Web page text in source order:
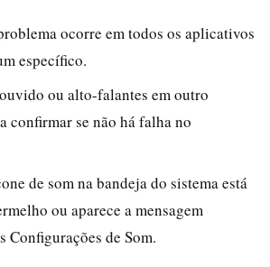
ocorre em todos os aplicativos
específico.
ou alto-falantes em outro
confirmar se não há falha no
de som na bandeja do sistema está
ou aparece a mensagem
Configurações de Som.